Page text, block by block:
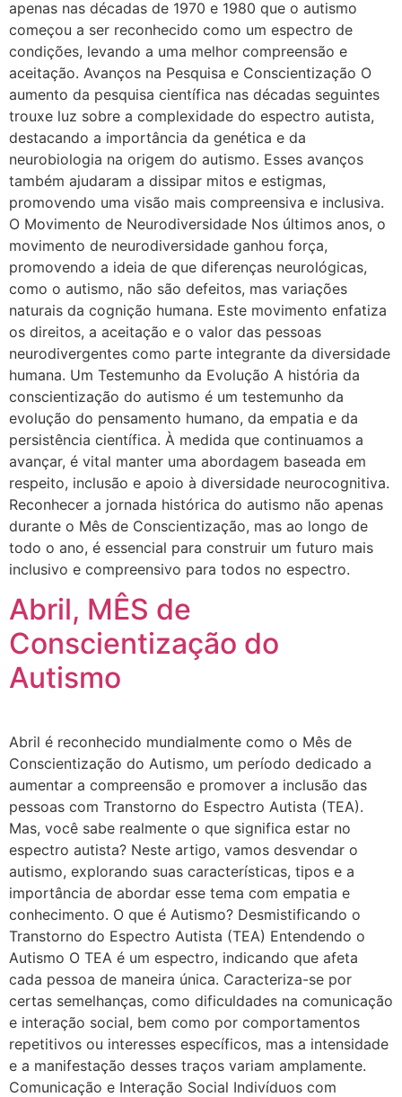
apenas nas décadas de 1970 e 1980 que o autismo
começou a ser reconhecido como um espectro de
condições, levando a uma melhor compreensão e
aceitação. Avanços na Pesquisa e Conscientização O
aumento da pesquisa científica nas décadas seguintes
trouxe luz sobre a complexidade do espectro autista,
destacando a importância da genética e da
neurobiologia na origem do autismo. Esses avanços
também ajudaram a dissipar mitos e estigmas,
promovendo uma visão mais compreensiva e inclusiva.
O Movimento de Neurodiversidade Nos últimos anos, o
movimento de neurodiversidade ganhou força,
promovendo a ideia de que diferenças neurológicas,
como o autismo, não são defeitos, mas variações
naturais da cognição humana. Este movimento enfatiza
os direitos, a aceitação e o valor das pessoas
neurodivergentes como parte integrante da diversidade
humana. Um Testemunho da Evolução A história da
conscientização do autismo é um testemunho da
evolução do pensamento humano, da empatia e da
persistência científica. À medida que continuamos a
avançar, é vital manter uma abordagem baseada em
respeito, inclusão e apoio à diversidade neurocognitiva.
Reconhecer a jornada histórica do autismo não apenas
durante o Mês de Conscientização, mas ao longo de
todo o ano, é essencial para construir um futuro mais
inclusivo e compreensivo para todos no espectro.
Abril, MÊS de
Conscientização do
Autismo
Abril é reconhecido mundialmente como o Mês de
Conscientização do Autismo, um período dedicado a
aumentar a compreensão e promover a inclusão das
pessoas com Transtorno do Espectro Autista (TEA).
Mas, você sabe realmente o que significa estar no
espectro autista? Neste artigo, vamos desvendar o
autismo, explorando suas características, tipos e a
importância de abordar esse tema com empatia e
conhecimento. O que é Autismo? Desmistificando o
Transtorno do Espectro Autista (TEA) Entendendo o
Autismo O TEA é um espectro, indicando que afeta
cada pessoa de maneira única. Caracteriza-se por
certas semelhanças, como dificuldades na comunicação
e interação social, bem como por comportamentos
repetitivos ou interesses específicos, mas a intensidade
e a manifestação desses traços variam amplamente.
Comunicação e Interação Social Indivíduos com